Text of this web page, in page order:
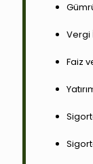
Vergi
Faiz